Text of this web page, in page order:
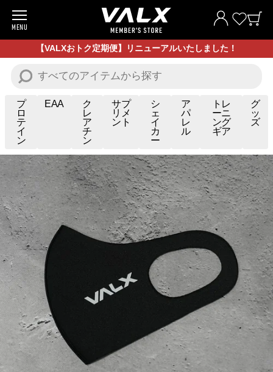
MENU
商品一覧
お試し商品
サプリメント
アパレル
お買い得商品
全ての商品
VALXについて
VALXについて
おトク
おトク 定期便
【VALXおトク定期便】リニューアルいたしました！
プ
ロ
テ
イ
ン
EAA
ク
レ
ア
チ
ン
サプ
リメ
ント
シ
ェ
イ
カ
ー
ア
パ
レ
ル
トレ
ーニ
ング
ギア
グ
ッ
ズ